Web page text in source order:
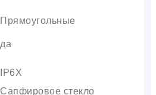
Прямоугольные
да
IP6X
Сапфировое стекло